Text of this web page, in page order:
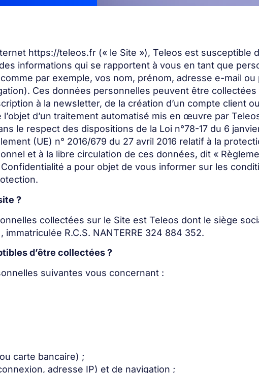
https://teleos.fr (« le Site »), Teleos est susceptible
informations qui se rapportent à vous en tant que
par exemple, vos nom, prénom, adresse e-mail
Ces données personnelles peuvent être
à la newsletter, de la création d’un compte client
d’un traitement automatisé mis en œuvre par
le respect des dispositions de la Loi n°78-17 du 6
(UE) n° 2016/679 du 27 avril 2016 relatif à la
et à la libre circulation de ces données, dit «
a pour objet de vous informer sur les
?
collectées sur le Site est Teleos dont le siège
R.C.S. NANTERRE 324 884 352.
d’être collectées ?
suivantes vous concernant :
carte bancaire) ;
adresse IP) et de navigation ;